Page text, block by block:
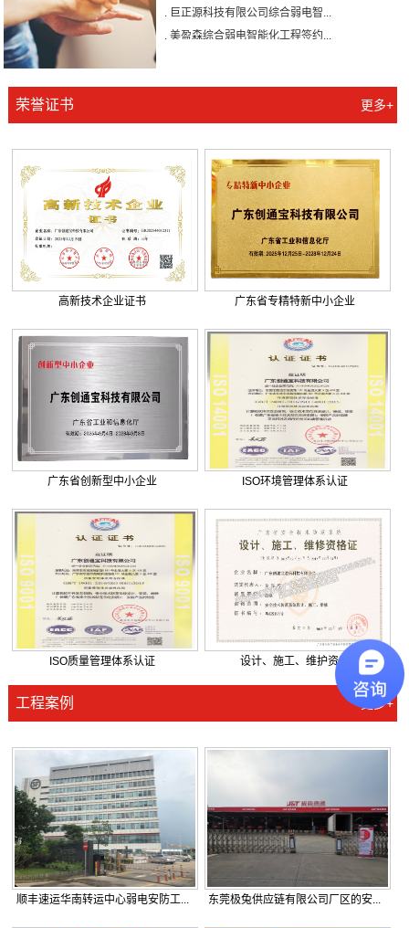
. 东莞市塘厦水霖学校弱电系统智...
. 九丰能源弱电系统智能化集成工...
. 广东外语外贸大学附设河源外国...
. 巨正源科技有限公司综合弱电智...
. 美盈森综合弱电智能化工程签约...
. 大朗环球商业广场弱电智能化工...
. 景泰花园弱电智能化工程
荣誉证书 更多+
高新技术企业证书 广东省专精特新中小企业
广东省创新型中小企业 ISO环境管理体系认证
ISO质量管理体系认证 设计、施工、维护资质
工程案例 更多+
顺丰速运华南转运中心弱电安防工... 东莞极兔供应链有限公司厂区的安...